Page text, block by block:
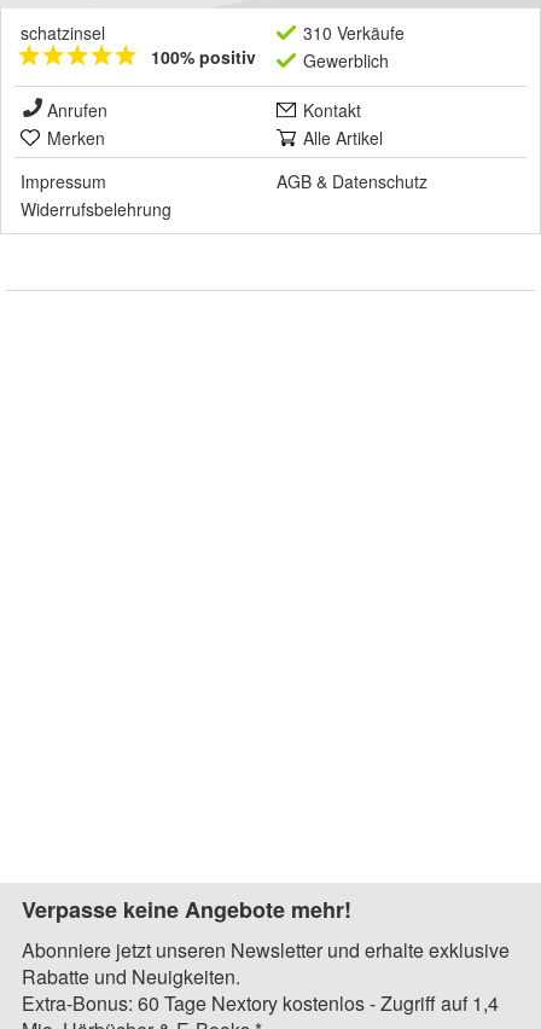
schatzinsel
100% positiv
310 Verkäufe
Gewerblich
Anrufen
Kontakt
Merken
Alle Artikel
Impressum
AGB & Datenschutz
Widerrufsbelehrung
Verpasse keine Angebote mehr!
Abonniere jetzt unseren Newsletter und erhalte exklusive
Rabatte und Neuigkeiten.
Extra-Bonus: 60 Tage Nextory kostenlos - Zugriff auf 1,4